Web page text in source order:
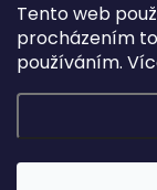
Tento web
procházením
používáním.
Copyright 2026